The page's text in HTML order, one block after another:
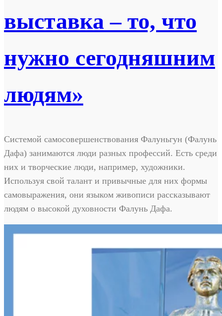
выставка – то, что
нужно сегодняшним
людям»
Системой самосовершенствования Фалуньгун (Фалунь
Дафа) занимаются люди разных профессий. Есть среди
них и творческие люди, например, художники.
Используя свой талант и привычные для них формы
самовыражения, они языком живописи рассказывают
людям о высокой духовности Фалунь Дафа.